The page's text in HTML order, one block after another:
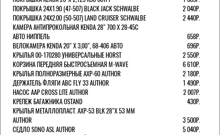
ПОКРЫШКА 24X1.90 (47-507) BLACK JACK SCHWALBE
2 040Р.
ПОКРЫШКА 24X2.00 (50-507) LAND CRUISER SCHWALBE
2 440Р.
КАМЕРА АНТИПРОКОЛЬНАЯ KENDA 28" 700 Х 28-45C
АВТО НИППЕЛЬ
658Р.
ВЕЛОКАМЕРА KENDA 20" Х 3,00", 68-406 АВТО
696Р.
КРЫЛЬЯ 00-170280 УНИВЕРСАЛЬНЫЕ HORST
2 550Р.
КОРЗИНА ПЕРЕДНЯЯ БЫСТРОСЪЕМНАЯ M-WAVE
6 610Р.
КРЫЛЬЯ ПОЛНОРАЗМЕРНЫЕ AXP-60 AUTHOR
2 180Р.
ДЕРЖАТЕЛЬ ФЛЯГИ АВС FLY 33 AUTHOR
1 490Р.
НАСОС AAP CROSS LITE AUTHOR
2 007Р.
КРЕПЕЖ БАГАЖНИКА OSTAND
430Р.
КРЫЛЬЯ МЕТАЛЛОПЛАСТ. AXP-53 BLK 28"Х 53 ММ
AUTHOR
3 500Р.
СЕДЛО SONO ASL AUTHOR
5 040Р.